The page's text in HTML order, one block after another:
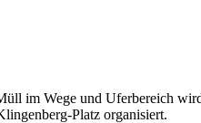
im Wege und Uferbereich
Platz organisiert.